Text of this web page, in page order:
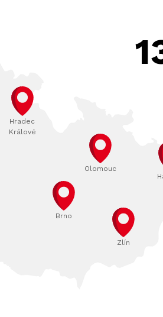
Zlín
Hradec
Králové
Olomouc
Brno